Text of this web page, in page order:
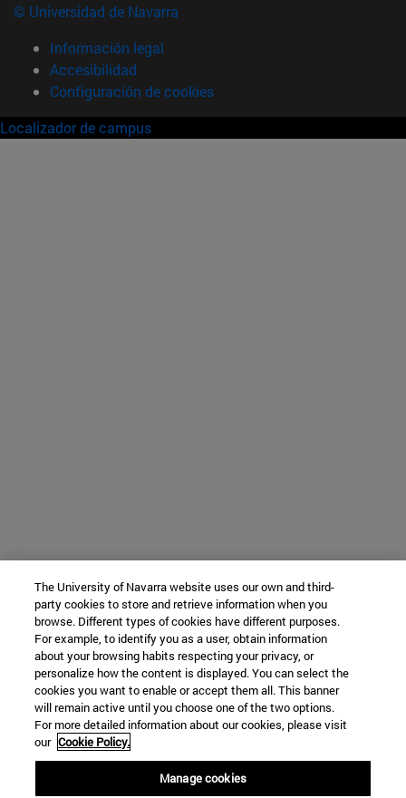
© Universidad de Navarra
Información legal
Accesibilidad
Configuración de cookies
Localizador de campus
The University of Navarra website uses our own and third-
party cookies to store and retrieve information when you
browse. Different types of cookies have different purposes.
For example, to identify you as a user, obtain information
about your browsing habits respecting your privacy, or
personalize how the content is displayed. You can select the
cookies you want to enable or accept them all. This banner
will remain active until you choose one of the two options.
For more detailed information about our cookies, please visit
our Cookie Policy.
Manage cookies